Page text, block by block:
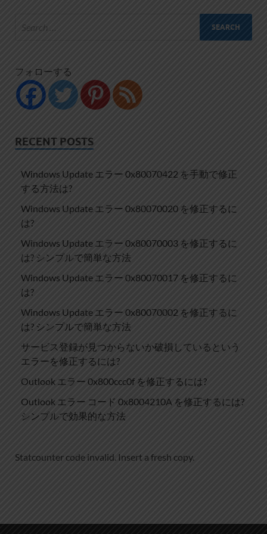
フォローする
RECENT POSTS
Windows Update エラー 0x80070422 を手動で修正
する方法は?
Windows Update エラー 0x80070020 を修正するに
は?
Windows Update エラー 0x80070003 を修正するに
は? シンプルで簡単な方法
Windows Update エラー 0x80070017 を修正するに
は?
Windows Update エラー 0x80070002 を修正するに
は? シンプルで簡単な方法
サービス登録が見つからないか破損しているという
エラーを修正するには?
Outlook エラー 0x800ccc0f を修正するには?
Outlook エラー コード 0x8004210A を修正するには?
シンプルで効果的な方法
Statcounter code invalid. Insert a fresh copy.